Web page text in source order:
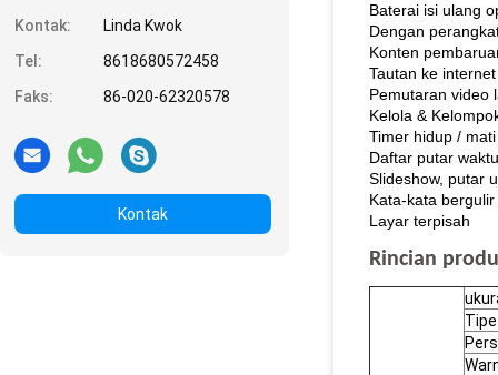
Kontak:
Linda Kwok
Tel:
8618680572458
Faks:
86-020-62320578
Kontak
Baterai isi ulang
Dengan
Konten
Tautan ke internet
Pemutaran video
Kelola &
Timer hidup / mati
Daftar putar
Slideshow, putar
Kata-kata bergulir
Layar terpisah
Rincian
Tipe